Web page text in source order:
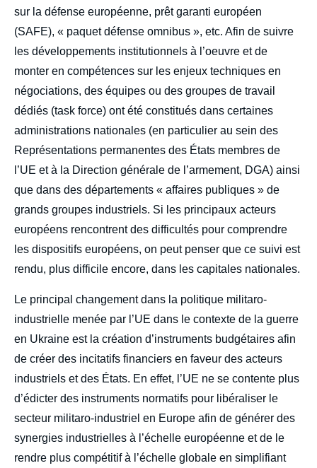
sur la défense européenne, prêt garanti européen
(SAFE), « paquet défense omnibus », etc. Afin de suivre
les développements institutionnels à l’oeuvre et de
monter en compétences sur les enjeux techniques en
négociations, des équipes ou des groupes de travail
dédiés (task force) ont été constitués dans certaines
administrations nationales (en particulier au sein des
Représentations permanentes des États membres de
l’UE et à la Direction générale de l’armement, DGA) ainsi
que dans des départements « affaires publiques » de
grands groupes industriels. Si les principaux acteurs
européens rencontrent des difficultés pour comprendre
les dispositifs européens, on peut penser que ce suivi est
rendu, plus difficile encore, dans les capitales nationales.
Le principal changement dans la politique militaro-
industrielle menée par l’UE dans le contexte de la guerre
en Ukraine est la création d’instruments budgétaires afin
de créer des incitatifs financiers en faveur des acteurs
industriels et des États. En effet, l’UE ne se contente plus
d’édicter des instruments normatifs pour libéraliser le
secteur militaro-industriel en Europe afin de générer des
synergies industrielles à l’échelle européenne et de le
rendre plus compétitif à l’échelle globale en simplifiant